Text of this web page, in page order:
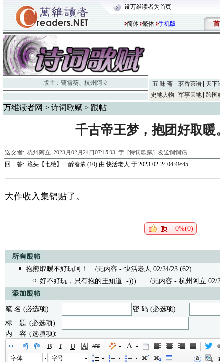
设万维读者为首页
简体 繁体 手机版 首
版主： 曹雪葵、 杭州阿立 五 味 斋 茗香茶语
天下
史地人物
军事天地 跨国
万维读者网 > 诗词歌赋 > 跟帖
千古帝王梦，抱团好取暖
送交者: 杭州阿立 2023月02月24日07:15:03 于 [诗词歌赋] 发送悄悄话
回 答: 藏头【七绝】一醉春浓 (10) 由快活老人 于 2023-02-24 04:49:45
大作收入集锦贴了。
0%(0)
抱熊取暖不好玩呵！
/无内容 - 快活老人 02/24/23 (62)
好不好玩，只有抱的王知道 :-))) /无内容 - 杭州阿立 02/
笔 名 (必选项):
密 码 (必选项):
标 题 (必选项):
内 容 (选填项):
字体 字号